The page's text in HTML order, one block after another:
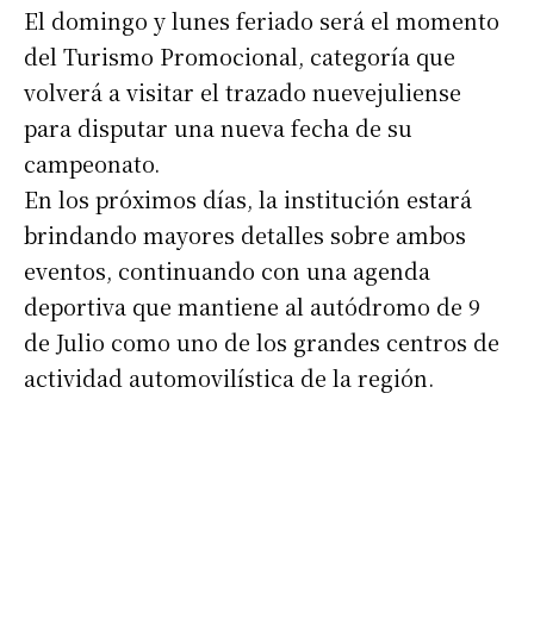
Suscribirme gratis
Dirección de correo electrónico*
Nombre
Apellidos
Número de teléfono
El domingo y lunes feriado será el momento
del Turismo Promocional, categoría que
volverá a visitar el trazado nuevejuliense
para disputar una nueva fecha de su
campeonato.
En los próximos días, la institución estará
brindando mayores detalles sobre ambos
eventos, continuando con una agenda
deportiva que mantiene al autódromo de 9
de Julio como uno de los grandes centros de
actividad automovilística de la región.